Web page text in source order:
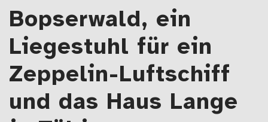
Bopserwald, ein
Liegestuhl für ein
Zeppelin-Luftschiff
und das Haus Lange